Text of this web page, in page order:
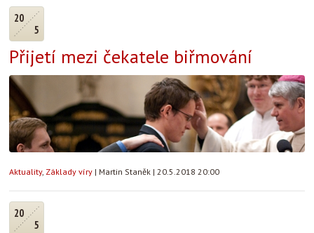
20
5
Přijetí mezi čekatele biřmování
Aktuality, Základy víry | Martin Staněk | 20.5.2018 20:00
20
5